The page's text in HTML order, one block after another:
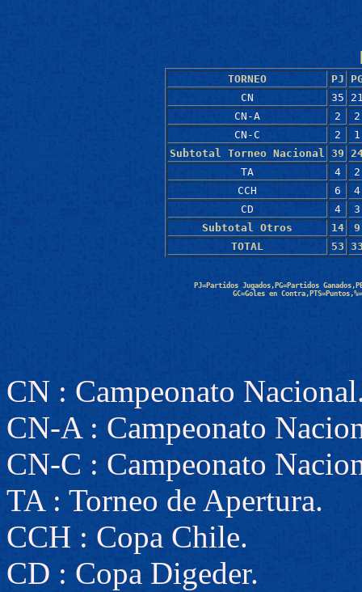
TORNEO PJ
CN
35
CN-A
2
2
CN-C
2
1
Subtotal Torneo Nacional
39
TA
4
2
CCH
6
4
CD
4
3
Subtotal Otros
14
9
TOTAL
53
PJ=Partidos Jugados,PG=Partidos
GC=Goles en
CN : Campeonato
CN-A : Campeonato
CN-C : Campeonato
TA : Torneo de Apertura.
CCH : Copa Chile.
CD : Copa Digeder.